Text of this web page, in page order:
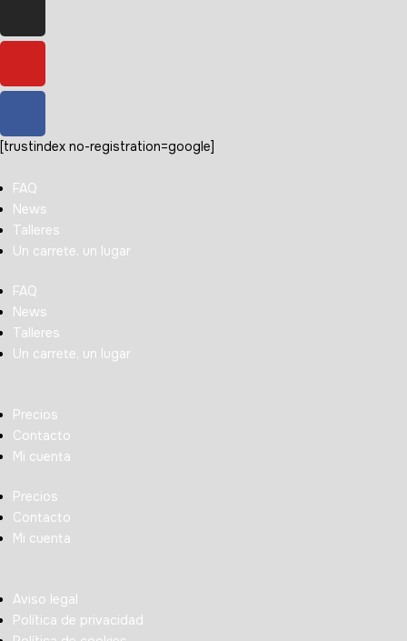
[trustindex no-registration=google]
FAQ
News
Talleres
Un carrete, un lugar
FAQ
News
Talleres
Un carrete, un lugar
Precios
Contacto
Mi cuenta
Precios
Contacto
Mi cuenta
Aviso legal
Política de privacidad